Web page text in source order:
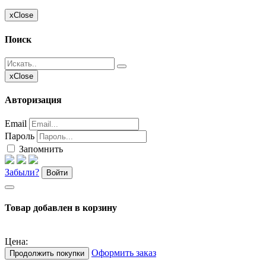
xClose
Поиск
xClose
Авторизация
Email
Пароль
Запомнить
Забыли? Войти
Товар добавлен в корзину
Цена:
Продолжить покупки Оформить заказ